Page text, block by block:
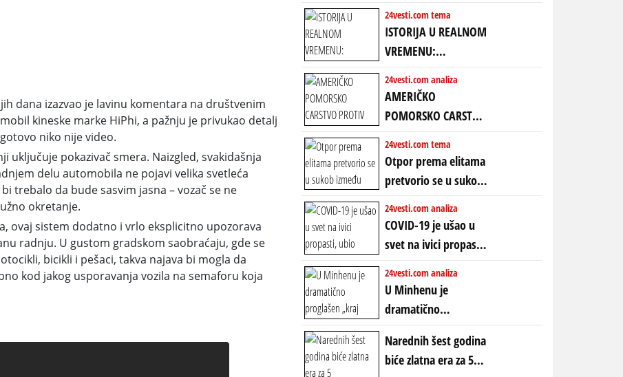
dana izazvao je lavinu komentara na društvenim
kineske marke HiPhi, a pažnju je privukao detalj
niko nije video.
uključuje pokazivač smera. Naizgled, svakidašnja
delu automobila ne pojavi velika svetleća
trebalo da bude sasvim jasna – vozač se ne
okretanje.
ovaj sistem dodatno i vrlo eksplicitno upozorava
radnju. U gustom gradskom saobraćaju, gde se
bicikli i pešaci, takva najava bi mogla da
kod jakog usporavanja vozila na semaforu koja
24vesti.com tema
ISTORIJA U REALNOM
VREMENU:
Predstojeći poraz
Amerike u Iranu
uvodi eru
energetskog haosa,
finansijskih
previranja i kolapsa
starog poretka
24vesti.com analiza
AMERIČKO
POMORSKO CARSTVO
PROTIV KINESKOG
KOPNENOG SVETA:
Rat u Iranu je rat za
globalne preferencije
24vesti.com tema
Otpor prema elitama
pretvorio se u sukob
između običnih ljudi:
ZAŠTO SE DEŠAVA
EKSTREMNA
POLARIZACIJA?
24vesti.com analiza
COVID-19 je ušao u
svet na ivici propasti,
ubio milione, ali je
spasao sistem
24vesti.com analiza
U Minhenu je
dramatično
proglašen „kraj jedne
ere“, ali sa
dvostrukom
Narednih šest godina
biće zlatna era za 5